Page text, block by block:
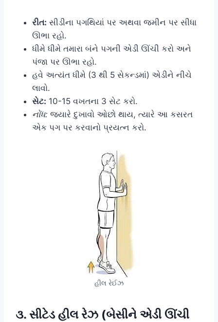
રીત: સીડીના પગથિયાં પર અથવા જમીન પર સીધા
ઊભા રહો.
ધીમે ધીમે તમારા બંને પગની એડી ઊંચી કરો અને
પંજા પર ઊભા રહો.
હવે અત્યંત ધીમે (3 થી 5 સેકન્ડમાં) એડીને નીચે
લાવો.
સેટ: 10-15 વખતના 3 સેટ કરો.
નોંધ: જ્યારે દુખાવો ઓછો થાય, ત્યારે આ કસરત
એક પગ પર કરવાનો પ્રયત્ન કરો.
હીલ રેઈઝ
૩. સીટેડ હીલ રેઝ (બેસીને એડી ઊંચી